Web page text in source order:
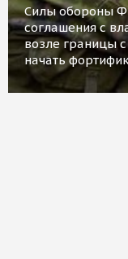
Силы обороны
соглашения с
возле границы
начать